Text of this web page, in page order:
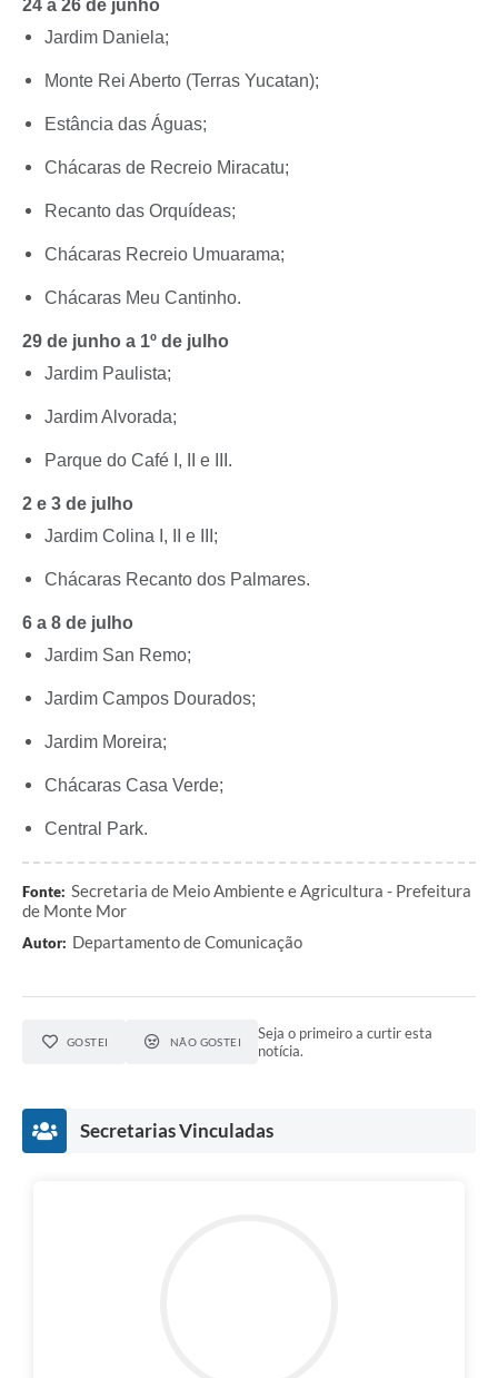
24 a 26 de junho
Jardim Daniela;
Monte Rei Aberto (Terras Yucatan);
Estância das Águas;
Chácaras de Recreio Miracatu;
Recanto das Orquídeas;
Chácaras Recreio Umuarama;
Chácaras Meu Cantinho.
29 de junho a 1º de julho
Jardim Paulista;
Jardim Alvorada;
Parque do Café I, II e III.
2 e 3 de julho
Jardim Colina I, II e III;
Chácaras Recanto dos Palmares.
6 a 8 de julho
Jardim San Remo;
Jardim Campos Dourados;
Jardim Moreira;
Chácaras Casa Verde;
Central Park.
Fonte: Secretaria de Meio Ambiente e Agricultura - Prefeitura
de Monte Mor
Autor: Departamento de Comunicação
GOSTEI NÃO GOSTEI
Seja o primeiro a curtir esta
notícia.
Secretarias Vinculadas